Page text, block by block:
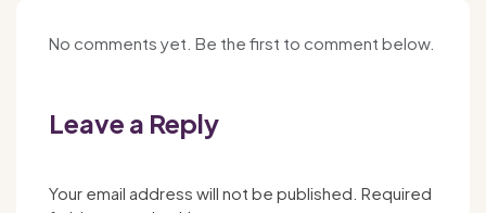
No comments yet. Be the first to comment below.
Leave a Reply
Your email address will not be published. Required